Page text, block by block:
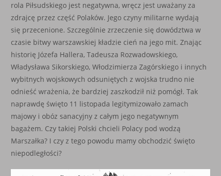
rola Piłsudskiego jest negatywna, wręcz jest uważany za
zdrajcę przez część Polaków. Jego czyny militarne wydają
się przecenione. Szczególnie zrzeczenie się dowództwa w
czasie bitwy warszawskiej kładzie cień na jego mit. Znając
historię Józefa Hallera, Tadeusza Rozwadowskiego,
Władysława Sikorskiego, Włodzimierza Zagórskiego i innych
wybitnych wojskowych odsuniętych z wojska trudno nie
odnieść wrażenia, że bardziej zaszkodził niż pomógł. Tak
naprawdę święto 11 listopada legitymizowało zamach
majowy i obóz sanacyjny z całym jego negatywnym
bagażem. Czy takiej Polski chcieli Polacy pod wodzą
Marszałka? I czy z tego powodu mamy obchodzić święto
niepodległości?